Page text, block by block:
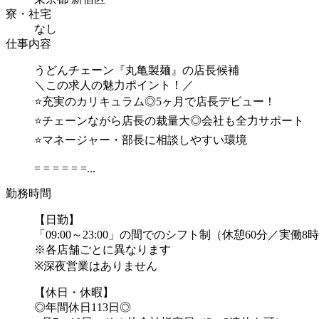
寮・社宅
なし
仕事内容
うどんチェーン『丸亀製麺』の店長候補
＼この求人の魅力ポイント！／
⭐充実のカリキュラム◎5ヶ月で店長デビュー！
⭐チェーンながら店長の裁量大◎会社も全力サポート
⭐マネージャー・部長に相談しやすい環境
= = = = = =...
勤務時間
【日勤】
「09:00～23:00」の間でのシフト制（休憩60分／実働8
※各店舗ごとに異なります
※深夜営業はありません
【休日・休暇】
◎年間休日113日◎